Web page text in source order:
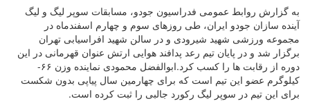
به گزارش روابط عمومی فدراسیون جودو، مسابقات سوپر لیگ و لیگ
آینده سازان جودو ایران، طی روزهای سوم و چهارم اسفندماه در
مجموعه ورزشی شهید شیرودی و در سالن شهید افراسیابی تهران
برگزار شد و در پایان تیم رعد پدافند هوایی ارتش عنوان قهرمانی در این
دوره از رقابت ها را کسب کرد.ابوالفضل محمودی نماینده وزن ۶۶-
کیلوگرم عضو این تیم است که برای چهارمین سال پیاپی بدون شکست
برای این تیم در سوپر لیگ رکورد جالبی را ثبت کرده است.